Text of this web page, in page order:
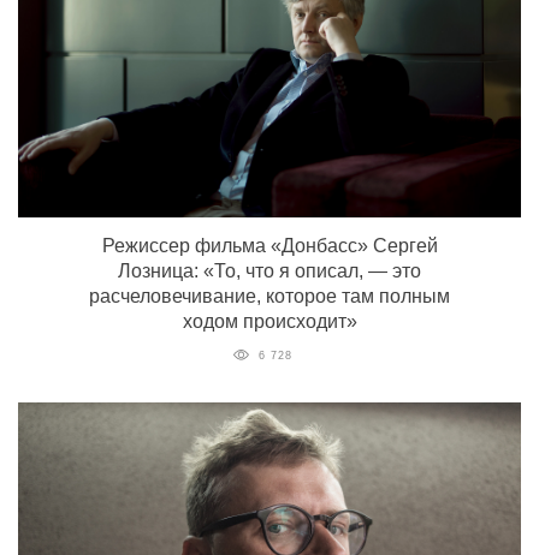
Режиссер фильма «Донбасс» Сергей
Лозница: «То, что я описал, — это
расчеловечивание, которое там полным
ходом происходит»
6 728